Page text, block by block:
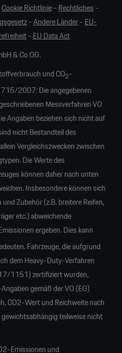
Cookie Richtlinie-Rechtliches-
-Andere Länder-EU-
-EU Data Act
& Co OG.
und CO2-
715/2007: Die angegebenen
Messverfahren VO
beziehen sich nicht auf
nicht Bestandteil des
Vergleichszwecken zwischen
Die Werte des
können daher nach unten
Insbesondere können sich
Zubehör (z.B. breitere Reifen,
etc.) abweichende
ergeben. Dies kann
Fahrzeuge, die aufgrund
dem Heavy-Duty-Verfahren
1151) zertifiziert wurden,
gemäß der VO (EG)
CO2-Wert und Reichweite nach
teilweise nicht
Emissionen und